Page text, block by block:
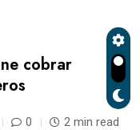
cobrar
0 2 min read